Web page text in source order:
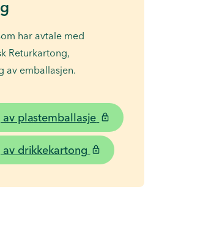
har avtale med
Returkartong,
av emballasjen.
plastemballasje
drikkekartong